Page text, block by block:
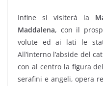
Infine si visiterà la
Maddalena, con il
volute ed ai lati le
All’interno l’abside del
con al centro la figura
serafini e angeli, opera